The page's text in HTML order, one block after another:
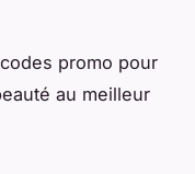
promo pour
au meilleur